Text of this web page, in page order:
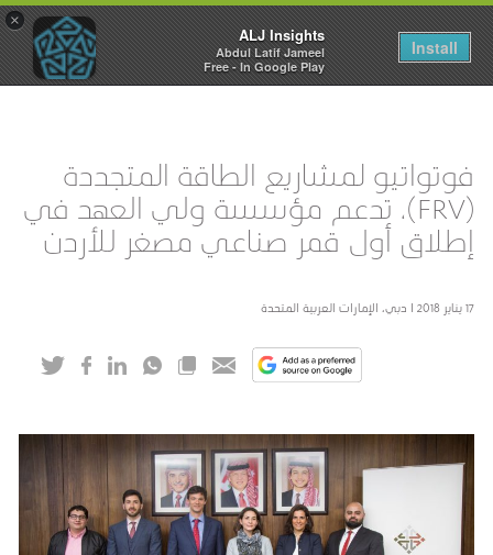
×
ALJ Insights
Abdul Latif Jameel
Free - In Google Play
Install
Toggle
navigation
فوتواتيو لمشاريع الطاقة المتجددة
(FRV)، تدعم مؤسسة ولي العهد في
إطلاق أول قمر صناعي مصغر للأردن
17 يناير 2018 I دبي، الإمارات العربية المتحدة